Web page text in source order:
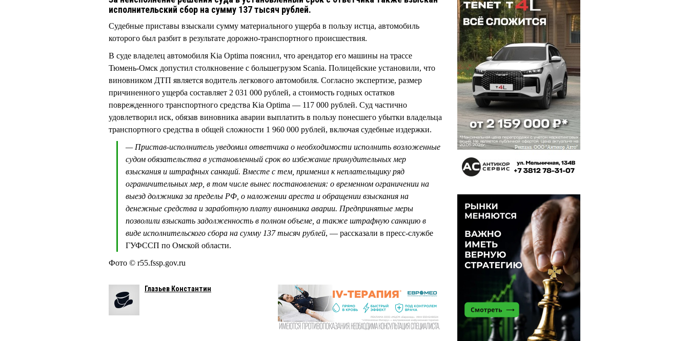
исполнительский сбор на сумму 137 тысяч рублей.
Судебные приставы взыскали сумму материального ущерба в пользу истца, автомобиль
которого был разбит в результате дорожно-транспортного происшествия.
В суде владелец автомобиля Kia Optima пояснил, что арендатор его машины на трассе
Тюмень-Омск допустил столкновение с большегрузом Scania. Полицейские установили, что
виновником ДТП является водитель легкового автомобиля. Согласно экспертизе, размер
причиненного ущерба составляет 2 031 000 рублей, а стоимость годных остатков
поврежденного транспортного средства Kia Optima — 117 000 рублей. Суд частично
удовлетворил иск, обязав виновника аварии выплатить в пользу понесшего убытки владельца
транспортного средства в общей сложности 1 960 000 рублей, включая судебные издержки.
— Пристав-исполнитель уведомил ответчика о необходимости исполнить возложенные
судом обязательства в установленный срок во избежание принудительных мер
взыскания и штрафных санкций. Вместе с тем, применил к неплательщику ряд
ограничительных мер, в том числе вынес постановления: о временном ограничении на
выезд должника за пределы РФ, о наложении ареста и обращении взыскания на
денежные средства и заработную плату виновника аварии. Предпринятые меры
позволили взыскать задолженность в полном объеме, а также штрафную санкцию в
виде исполнительского сбора на сумму 137 тысяч рублей, — рассказали в пресс-службе
ГУФССП по Омской области.
Фото © r55.fssp.gov.ru
Глазьев Константин